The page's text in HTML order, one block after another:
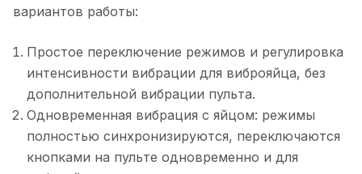
вариантов работы:
Простое переключение режимов и регулировка
интенсивности вибрации для виброяйца, без
дополнительной вибрации пульта.
Одновременная вибрация с яйцом: режимы
полностью синхронизируются, переключаются
кнопками на пульте одновременно и для